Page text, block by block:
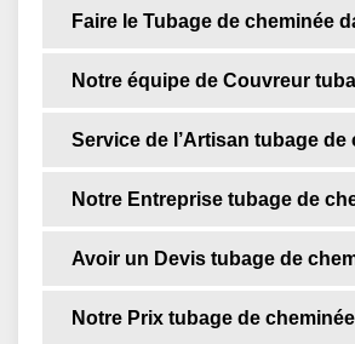
Faire le Tubage de cheminée
Notre équipe de Couvreur
Service de l’Artisan tubage
Notre Entreprise tubage de
Avoir un Devis tubage de
Notre Prix tubage de